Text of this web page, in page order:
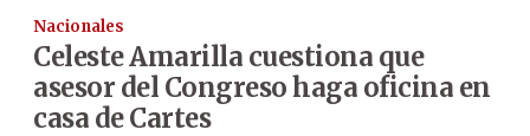
Nacionales
Celeste Amarilla cuestiona que
asesor del Congreso haga oficina en
casa de Cartes